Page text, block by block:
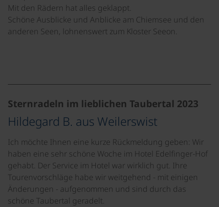
Mit den Rädern hat alles geklappt.
Schöne Ausblicke und Anblicke am Chiemsee und den
anderen Seen, lohnenswert zum Kloster Seeon.
©
Sternradeln im lieblichen Taubertal 2023
Hildegard B. aus Weilerswist
Ich möchte Ihnen eine kurze Rückmeldung geben: Wir
haben eine sehr schöne Woche im Hotel Edelfinger-Hof
gehabt. Der Service im Hotel war wirklich gut. Ihre
Tourenvorschläge habe wir weitgehend - mit einigen
Änderungen - aufgenommen und sind durch das
schöne Taubertal geradelt.